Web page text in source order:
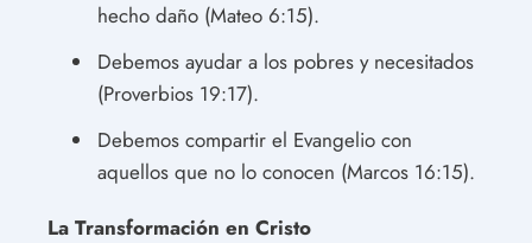
hecho daño (Mateo 6:15).
Debemos ayudar a los pobres y necesitados
(Proverbios 19:17).
Debemos compartir el Evangelio con
aquellos que no lo conocen (Marcos 16:15).
La Transformación en Cristo